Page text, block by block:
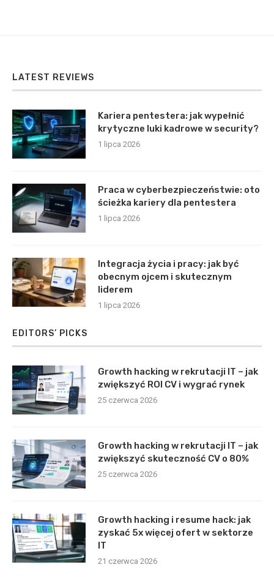
LATEST REVIEWS
Kariera pentestera: jak wypełnić
krytyczne luki kadrowe w security?
1 lipca 2026
Praca w cyberbezpieczeństwie: oto
ścieżka kariery dla pentestera
1 lipca 2026
Integracja życia i pracy: jak być
obecnym ojcem i skutecznym
liderem
1 lipca 2026
EDITORS’ PICKS
Growth hacking w rekrutacji IT – jak
zwiększyć ROI CV i wygrać rynek
25 czerwca 2026
Growth hacking w rekrutacji IT – jak
zwiększyć skuteczność CV o 80%
25 czerwca 2026
Growth hacking i resume hack: jak
zyskać 5x więcej ofert w sektorze
IT
21 czerwca 2026